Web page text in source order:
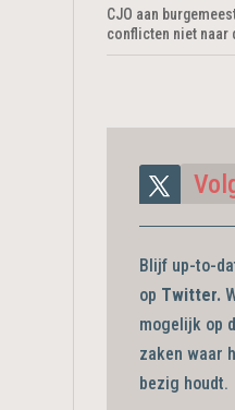
CJO aan
conflicten niet naar
Blijf up-to-
op Twitter.
mogelijk op
zaken waar
bezig houdt.